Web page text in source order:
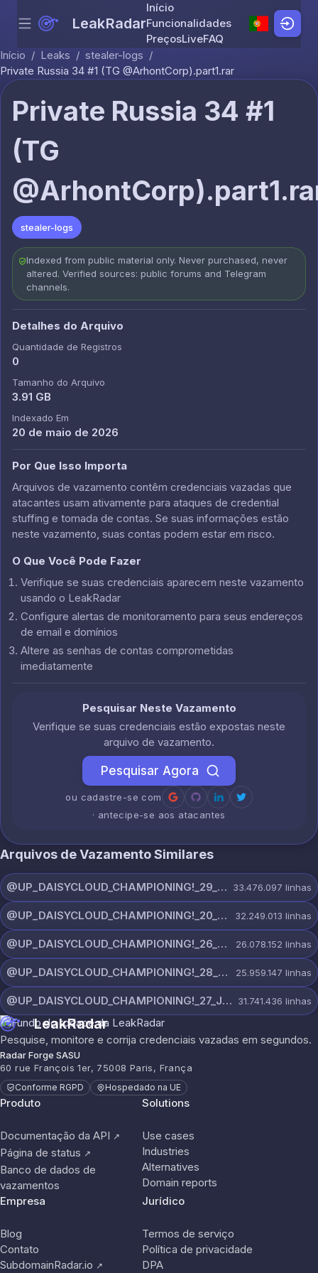
Skip to content
Menu LeakRadar
Início
Funcionalidades
PreçosLiveFAQ
Início / Leaks / stealer-logs /
Private Russia 34 #1 (TG @ArhontCorp).part1.rar
Private Russia 34 #1
(TG
stealer-logs
Indexed from public material only. Never purchased, never
altered. Verified sources: public forums and Telegram
channels.
Detalhes do Arquivo
Quantidade de Registros
0
Tamanho do Arquivo
3.91 GB
Indexado Em
20 de maio de 2026
Por Que Isso Importa
Arquivos de vazamento contêm credenciais vazadas que
atacantes usam ativamente para ataques de credential
stuffing e tomada de contas. Se suas informações estão
neste vazamento, suas contas podem estar em risco.
O Que Você Pode Fazer
Verifique se suas credenciais aparecem neste vazamento
usando o LeakRadar
Configure alertas de monitoramento para seus endereços
de email e domínios
Altere as senhas de contas comprometidas
imediatamente
Pesquisar Neste Vazamento
Verifique se suas credenciais estão expostas neste
arquivo de vazamento.
Pesquisar Agora
ou cadastre-se com
· antecipe-se aos atacantes
Arquivos de Vazamento Similares
@UP_DAISYCLOUD_CHAMPIONING!_29_JULY_5829_ON_CHANNEL.rar 33.476.097 linhas
@UP_DAISYCLOUD_CHAMPIONING!_20_JULY_5153_ON_CHANNEL.rar 32.249.013 linhas
@UP_DAISYCLOUD_CHAMPIONING!_26_JULY_5597_ON_CHANNEL.rar 26.078.152 linhas
@UP_DAISYCLOUD_CHAMPIONING!_28_JULY_5218_ON_CHANNEL.rar 25.959.147 linhas
@UP_DAISYCLOUD_CHAMPIONING!_27_JULY_5982_ON_CHANNEL.rar 31.741.436 linhas
LeakRadar
Pesquise, monitore e corrija credenciais vazadas em segundos.
Radar Forge SASU
60 rue François 1er, 75008 Paris, França
Conforme RGPD Hospedado na UE
Produto
Documentação da API ↗
Página de status ↗
Banco de dados de
vazamentos
Solutions
Use cases
Industries
Alternatives
Domain reports
Empresa
Blog
Contato
SubdomainRadar.io ↗
Jurídico
Termos de serviço
Política de privacidade
DPA